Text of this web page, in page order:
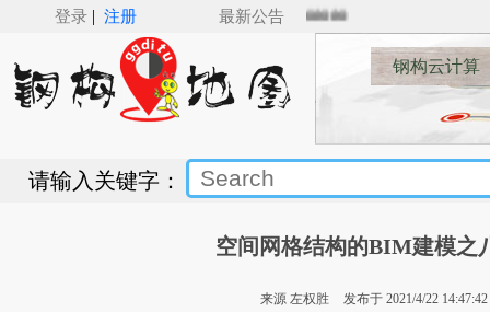
登录 | 注册 最新公告
钢构云计算
请输入关键字：
空间网格结构的BIM建模之
来源 左权胜 发布于 2021/4/22 14:47:42